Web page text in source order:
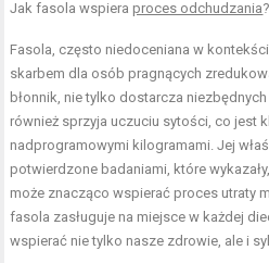
Jak fasola wspiera proces odchudzania?
Fasola, często niedoceniana w
skarbem dla osób pragnących
błonnik, nie tylko dostarcza
również sprzyja uczuciu sytości, co jest
nadprogramowymi kilogramami. Jej
potwierdzone badaniami, które
może znacząco wspierać proces utraty
fasola zasługuje na miejsce w każdej
wspierać nie tylko nasze zdrowie, ale i